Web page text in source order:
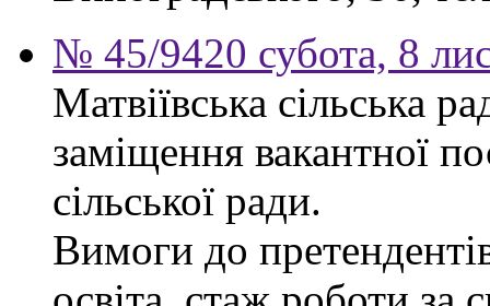
№ 45/9420 субота, 8
Матвіївська сільська
заміщення вакантної
сільської ради.
Вимоги до